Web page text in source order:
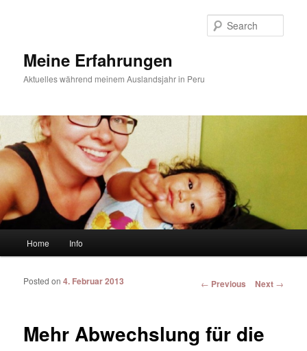
Meine Erfahrungen
Aktuelles während meinem Auslandsjahr in Peru
Skip to primary content
Skip to secondary content
Home Info
Post navigation
← Previous Next →
Mehr Abwechslung für die
Posted on4. Februar 2013